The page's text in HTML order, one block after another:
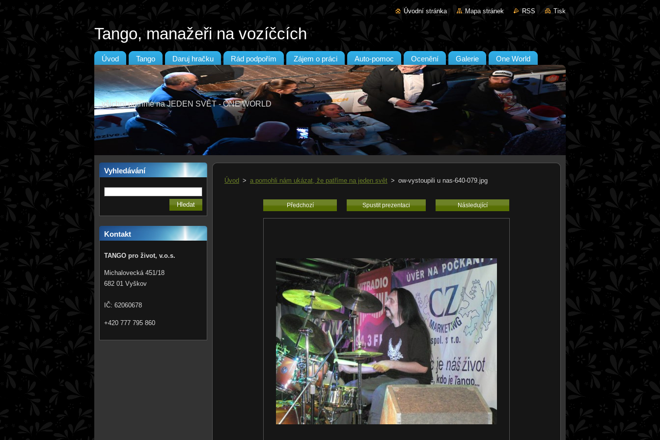
Úvodní stránka Mapa stránek RSS Tisk
Tango, manažeři na vozíčcích
Úvod Tango Daruj hračku Rád podpořím Zájem o práci Auto-pomoc Ocenění Galerie One World
všichni patříme na JEDEN SVĚT - ONE WORLD
Vyhledávání
Kontakt
TANGO pro život, v.o.s.
Michalovecká 451/18
682 01 Vyškov
IČ: 62060678
+420 777 795 860
Úvod > a pomohli nám ukázat, že patříme na jeden svět > ow-vystoupili u nas-640-079.jpg
Předchozí Spustit prezentaci Následující